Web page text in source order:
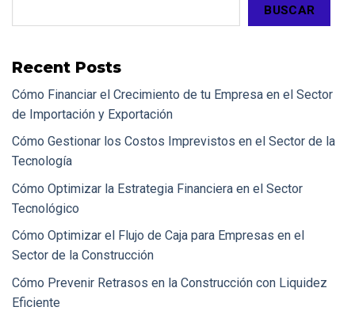
BUSCAR
Recent Posts
Cómo Financiar el Crecimiento de tu Empresa en el Sector
de Importación y Exportación
Cómo Gestionar los Costos Imprevistos en el Sector de la
Tecnología
Cómo Optimizar la Estrategia Financiera en el Sector
Tecnológico
Cómo Optimizar el Flujo de Caja para Empresas en el
Sector de la Construcción
Cómo Prevenir Retrasos en la Construcción con Liquidez
Eficiente